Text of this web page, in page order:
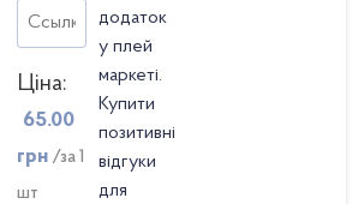
Ціна:
65.00
грн/за 1
шт
додаток
у плей
маркеті.
Купити
позитивні
відгуки
для